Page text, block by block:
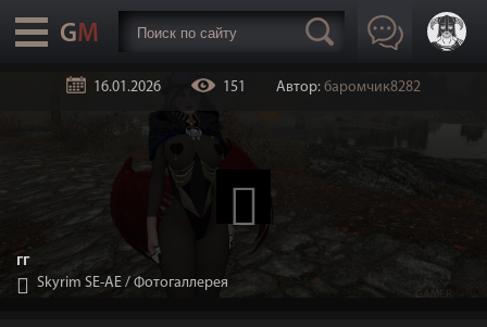
16.01.2026 151 Автор: баромчик8282
гг
Skyrim SE-АЕ / Фотогаллерея